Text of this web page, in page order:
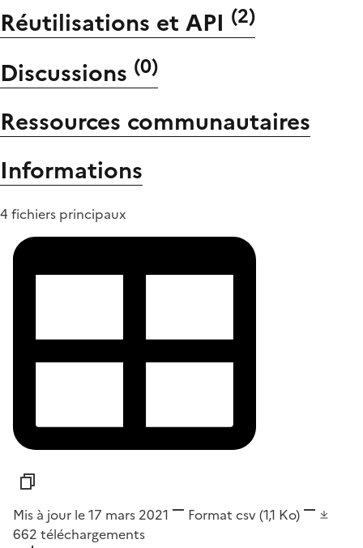
Réutilisations et API (2)
Discussions (0)
Ressources communautaires
Informations
4 fichiers principaux
Mis à jour le 17 mars 2021 Format csv(1,1 Ko)
662 téléchargements